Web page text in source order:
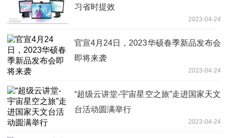
习省时提效
2023-04-24
官宣4月24日，2023华硕春季新品发布会
即将来袭
2023-04-24
“超级云讲堂-宇宙星空之旅”走进国家天文
台活动圆满举行
2023-04-24